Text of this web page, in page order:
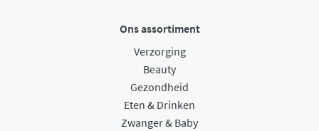
Ons assortiment
Verzorging
Beauty
Gezondheid
Eten & Drinken
Zwanger & Baby